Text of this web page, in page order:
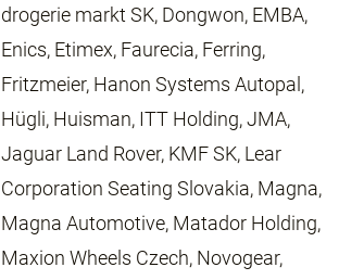
drogerie markt SK, Dongwon, EMBA,
Enics, Etimex, Faurecia, Ferring,
Fritzmeier, Hanon Systems Autopal,
Hügli, Huisman, ITT Holding, JMA,
Jaguar Land Rover, KMF SK, Lear
Corporation Seating Slovakia, Magna,
Magna Automotive, Matador Holding,
Maxion Wheels Czech, Novogear,